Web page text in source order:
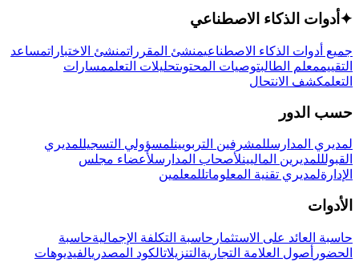
✦ أدوات الذكاء الاصطناعي
جميع أدوات الذكاء الاصطناعيمنشئ المقرراتمنشئ الاختباراتمساعد
التقييممعلم الطالبتوصيات المحتوىتحليلات التعلممسارات
التعلمكشف الانتحال
حسب الدور
لمديري المدارسللمشرفين التربويينلمسؤولي التسجيللمديري
القبولللمديرين الماليينلأصحاب المدارسلأعضاء مجلس
الإدارةلمديري تقنية المعلوماتللمعلمين
الأدوات
حاسبة العائد على الاستثمار حاسبة التكلفة الإجماليةحاسبة
الحضور أصول العلامة التجارية التنزيلاتالكود المصدريالفيديوهات